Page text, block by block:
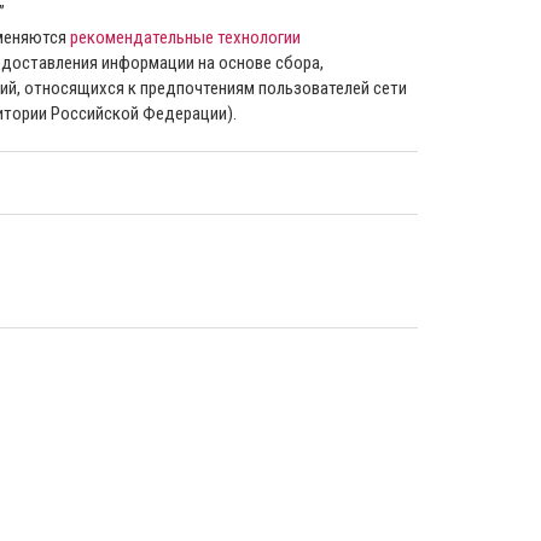
рекомендательные технологии
информации на основе сбора,
относящихся к предпочтениям пользователей сети
Российской Федерации).